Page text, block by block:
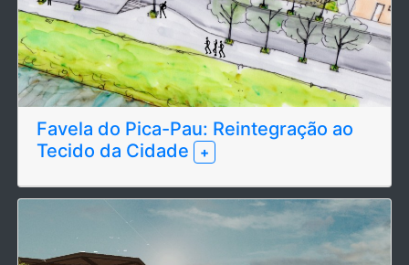
Favela do Pica-Pau: Reintegração ao
Tecido da Cidade
+